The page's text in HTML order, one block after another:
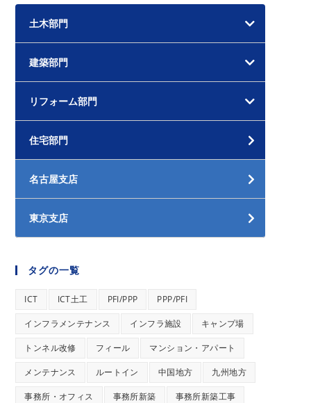
土木部門
建築部門
リフォーム部門
住宅部門
名古屋支店
東京支店
タグの一覧
ICT ICT土工 PFI/PPP PPP/PFI
インフラメンテナンス インフラ施設 キャンプ場
トンネル改修 フィール マンション・アパート
メンテナンス ルートイン 中国地方 九州地方
事務所・オフィス 事務所新築 事務所新築工事